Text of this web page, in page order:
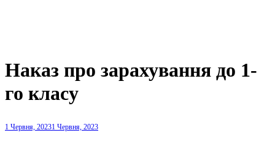
Наказ про зарахування до 1-
го класу
1 Червня, 20231 Червня, 2023